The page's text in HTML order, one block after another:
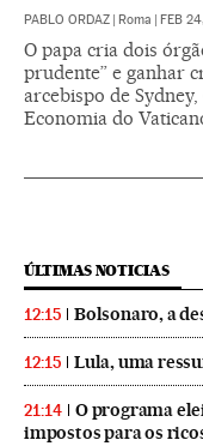
PABLO ORDAZ | Roma | FEB
O papa cria dois
prudente” e ganhar
arcebispo de
Economia do
ÚLTIMAS NOTICIAS
12:15 Bolsonaro, a
12:15 Lula, uma
21:14
O programa
impostos para os